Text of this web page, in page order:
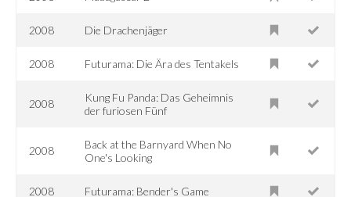
2008 Die Drachenjäger
2008 Futurama: Die Ära des Tentakels
2008
Kung Fu Panda: Das Geheimnis
der furiosen Fünf
2008
Back at the Barnyard When No
One's Looking
2008 Futurama: Bender's Game